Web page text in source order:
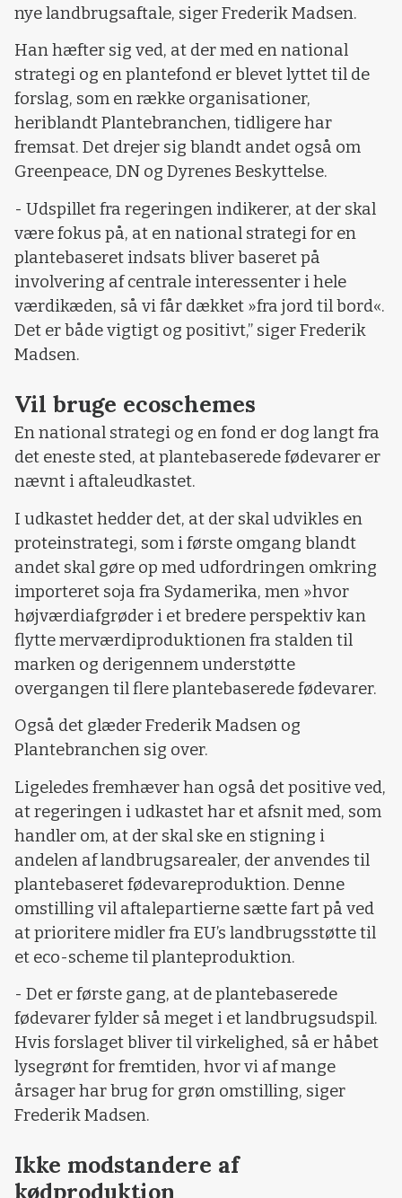
nye landbrugsaftale, siger Frederik Madsen.
Han hæfter sig ved, at der med en national
strategi og en plantefond er blevet lyttet til de
forslag, som en række organisationer,
heriblandt Plantebranchen, tidligere har
fremsat. Det drejer sig blandt andet også om
Greenpeace, DN og Dyrenes Beskyttelse.
- Udspillet fra regeringen indikerer, at der skal
være fokus på, at en national strategi for en
plantebaseret indsats bliver baseret på
involvering af centrale interessenter i hele
værdikæden, så vi får dækket »fra jord til bord«.
Det er både vigtigt og positivt,” siger Frederik
Madsen.
Vil bruge ecoschemes
En national strategi og en fond er dog langt fra
det eneste sted, at plantebaserede fødevarer er
nævnt i aftaleudkastet.
I udkastet hedder det, at der skal udvikles en
proteinstrategi, som i første omgang blandt
andet skal gøre op med udfordringen omkring
importeret soja fra Sydamerika, men »hvor
højværdiafgrøder i et bredere perspektiv kan
flytte merværdiproduktionen fra stalden til
marken og derigennem understøtte
overgangen til flere plantebaserede fødevarer.
Også det glæder Frederik Madsen og
Plantebranchen sig over.
Ligeledes fremhæver han også det positive ved,
at regeringen i udkastet har et afsnit med, som
handler om, at der skal ske en stigning i
andelen af landbrugsarealer, der anvendes til
plantebaseret fødevareproduktion. Denne
omstilling vil aftalepartierne sætte fart på ved
at prioritere midler fra EU’s landbrugsstøtte til
et eco-scheme til planteproduktion.
- Det er første gang, at de plantebaserede
fødevarer fylder så meget i et landbrugsudspil.
Hvis forslaget bliver til virkelighed, så er håbet
lysegrønt for fremtiden, hvor vi af mange
årsager har brug for grøn omstilling, siger
Frederik Madsen.
Ikke modstandere af
kødproduktion